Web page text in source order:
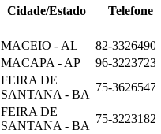
Cidade/Estado
Telefone
MACEIO - AL
82-
MACAPA - AP
96-
FEIRA DE
SANTANA - BA
75-
FEIRA DE
SANTANA - BA
75-